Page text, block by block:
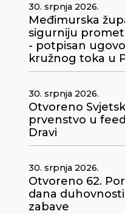
30. srpnja 2026.
Međimurska
sigurniju
- potpisan
kružnog toka u
30. srpnja 2026.
Otvoreno
prvenstvo u
Dravi
30. srpnja 2026.
Otvoreno 62.
dana
zabave